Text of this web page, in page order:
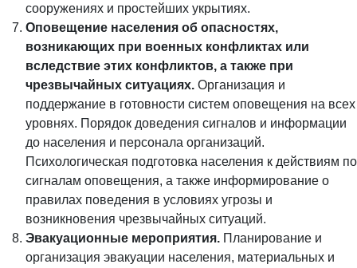
сооружениях и простейших укрытиях.
Оповещение населения об опасностях,
возникающих при военных конфликтах или
вследствие этих конфликтов, а также при
чрезвычайных ситуациях. Организация и
поддержание в готовности систем оповещения на всех
уровнях. Порядок доведения сигналов и информации
до населения и персонала организаций.
Психологическая подготовка населения к действиям по
сигналам оповещения, а также информирование о
правилах поведения в условиях угрозы и
возникновения чрезвычайных ситуаций.
Эвакуационные мероприятия. Планирование и
организация эвакуации населения, материальных и